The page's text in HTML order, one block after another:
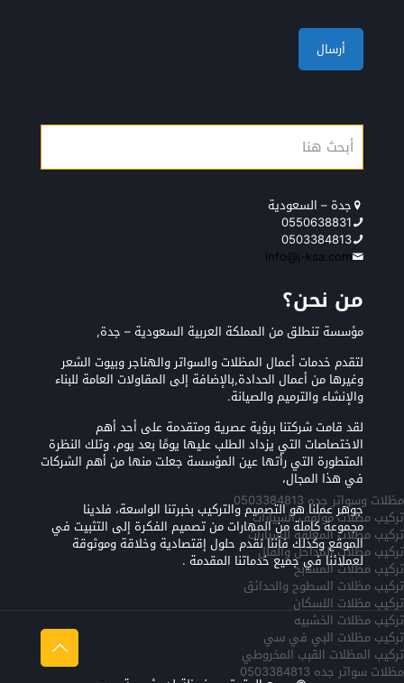
جدة – السعودية
0550638831
0503384813
info@j-ksa.com
من نحن؟
مؤسسة تنطلق من المملكة العربية السعودية – جدة,
لتقدم خدمات أعمال المظلات والسواتر والهناجر وبيوت الشعر
وغيرها من أعمال الحدادة,بالإضافة إلى المقاولات العامة للبناء
والإنشاء والترميم والصيانة.
لقد قامت شركتنا برؤية عصرية ومتقدمة على أحد أهم
الاختصاصات التي يزداد الطلب عليها يومًا بعد يوم، وتلك النظرة
المتطورة التي رأتها عين المؤسسة جعلت منها من أهم الشركات
في هذا المجال،
جوهر عملنا هو التصميم والتركيب بخبرتنا الواسعة، فلدينا
مجموعة كاملة من المهارات من تصميم الفكرة إلى التثبيت في
الموقع وكذلك فأننا نقدم حلول إقتصادية وخلاقة وموثوقة
لعملائنا في جميع خدماتنا المقدمة .
مظلات وسواتر جده 0503384813
تركيب مظلات مواقف السيارات
تركيب مظلات المعلقه للسيارات
تركيب مظلات المداخل والفلل
تركيب مظلات المسابح
تركيب مظلات السطوح والحدائق
تركيب مظلات اللسكان
تركيب مظلات الخشبيه
تركيب مظلات البي في سي
تركيب المظلات القبب المخروطي
مظلات سواتر جده 0503384813